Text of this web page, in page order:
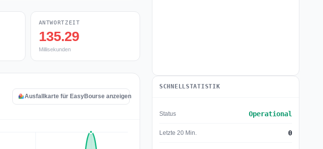
ANTWORTZEIT
135.29
Millisekunden
Ausfallkarte für EasyBourse anzeigen
SCHNELLSTATISTIK
Status Operational
Letzte 20 Min. 0